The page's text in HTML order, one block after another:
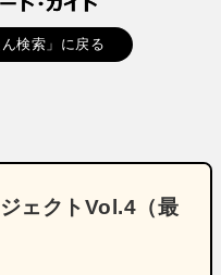
検索」に戻る
ェクトVol.4（最